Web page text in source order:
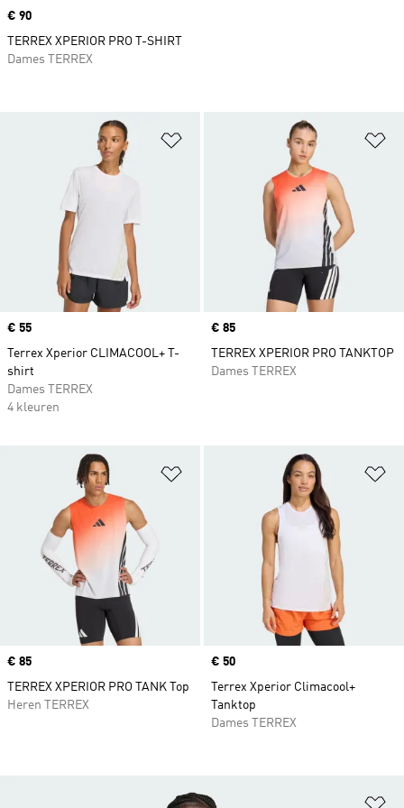
Op verlanglijst zetten
Price
€ 55
Terrex Xperior CLIMACOOL+ T-
shirt
Dames TERREX
4 kleuren
Price
€ 85
TERREX XPERIOR PRO TANKTOP
Dames TERREX
Op verlanglijst zetten
Price
€ 85
TERREX XPERIOR PRO TANK Top
Heren TERREX
Price
€ 50
Terrex Xperior Climacool+
Tanktop
Dames TERREX
Price
€ 90
TERREX XPERIOR PRO T-SHIRT
Dames TERREX